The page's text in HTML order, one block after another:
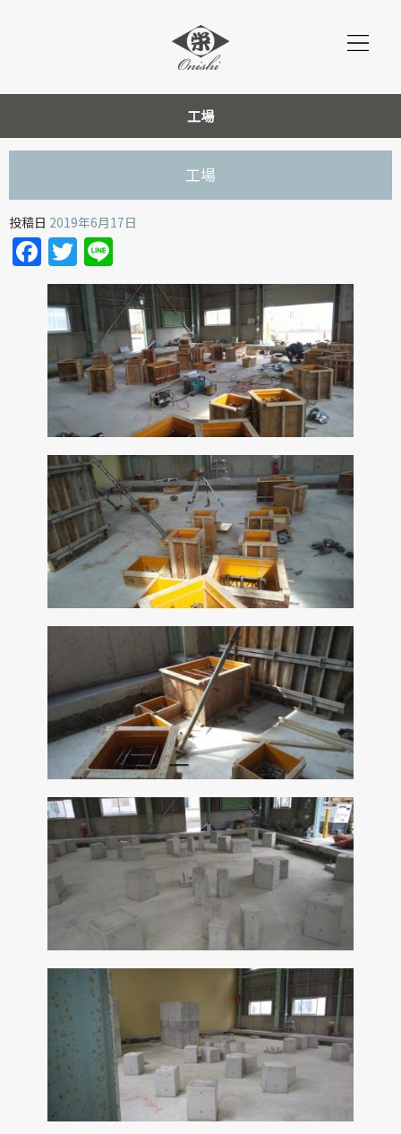
工場
工場
投稿日 2019年6月17日
Facebook
Twitter